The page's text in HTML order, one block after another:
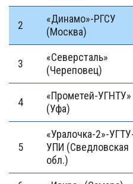
2
«Динамо»-РГСУ
(Москва)
3
«Северсталь»
(Череповец)
4
«Прометей-УГНТУ»
(Уфа)
5
«Уралочка-2»-
УПИ (Сведловская
обл.)